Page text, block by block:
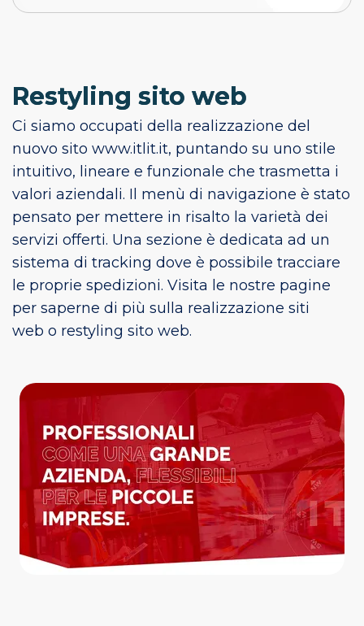
Restyling sito web
Ci siamo occupati della realizzazione del
nuovo sito www.itlit.it, puntando su uno stile
intuitivo, lineare e funzionale che trasmetta i
valori aziendali. Il menù di navigazione è stato
pensato per mettere in risalto la varietà dei
servizi offerti. Una sezione è dedicata ad un
sistema di tracking dove è possibile tracciare
le proprie spedizioni. Visita le nostre pagine
per saperne di più sulla realizzazione siti
web o restyling sito web.